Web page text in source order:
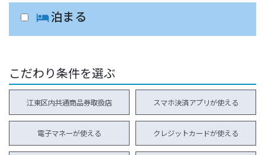
hotel泊まる
こだわり条件を選ぶ
江東区内共通商品券取扱店 スマホ決済アプリが使える
電子マネーが使える クレジットカードが使える